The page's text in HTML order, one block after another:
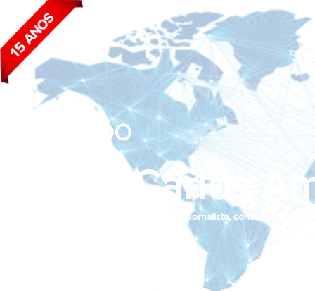
João Carlos
BLOG DO
Jornalista, consultor de